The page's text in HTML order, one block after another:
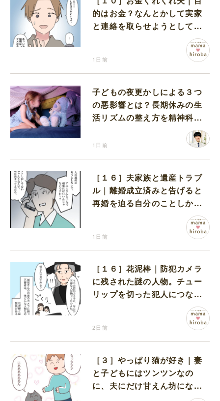
的はお金？なんとかして実家
と連絡を取らせようとしてく
1日前
子どもの夜更かしによる３つ
の悪影響とは？長期休みの生
活リズムの整え方を精神科医
1日前
［１６］夫家族と遺産トラブ
ル｜離婚成立済みと告げると
再婚を迫る自分のことしか考
1日前
［１６］花泥棒｜防犯カメラ
に残された謎の人物。チュー
リップを切った犯人につなが
る証拠になるのか期待する
2日前
［３］やっぱり猫が好き｜妻
と子どもにはツンツンなの
に、夫にだけ甘えん坊になる